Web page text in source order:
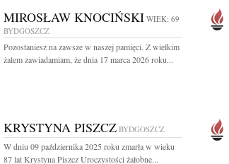
MIROSŁAW KNOCIŃSKI WIEK: 69
BYDGOSZCZ
Pozostaniesz na zawsze w naszej pamięci. Z wielkim
żalem zawiadamiam, że dnia 17 marca 2026 roku...
KRYSTYNA PISZCZ BYDGOSZCZ
W dniu 09 października 2025 roku zmarła w wieku
87 lat Krystyna Piszcz Uroczystości żałobne...